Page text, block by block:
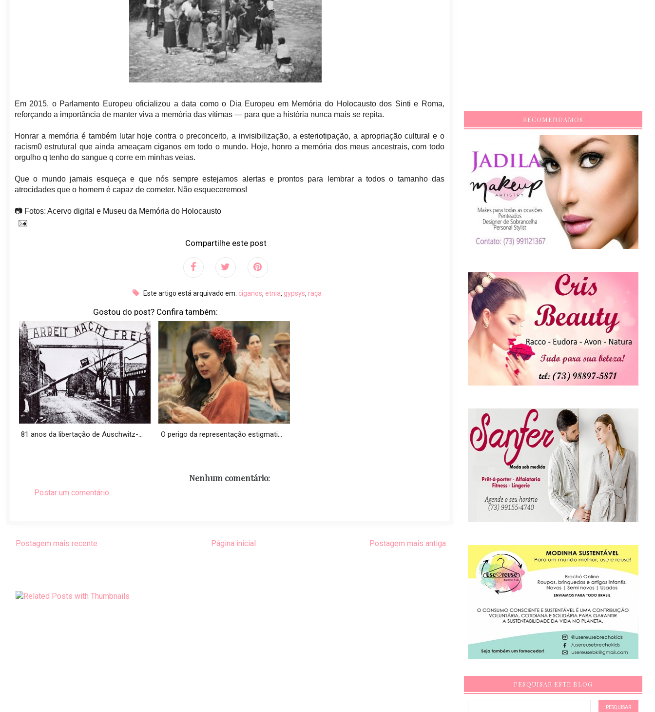
Em 2015, o Parlamento Europeu oficializou a data como o Dia Europeu em Memória do Holocausto dos Sinti e Roma,
reforçando a importância de manter viva a memória das vítimas — para que a história nunca mais se repita.
Honrar a memória é também lutar hoje contra o preconceito, a invisibilização, a esteriotipação, a apropriação cultural e o
racism0 estrutural que ainda ameaçam ciganos em todo o mundo. Hoje, honro a memória dos meus ancestrais, com todo
orgulho q tenho do sangue q corre em minhas veias.
Que o mundo jamais esqueça e que nós sempre estejamos alertas e prontos para lembrar a todos o tamanho das
atrocidades que o homem é capaz de cometer. Não esqueceremos!
📷 Fotos: Acervo digital e Museu da Memória do Holocausto
Compartilhe este post
Este artigo está arquivado em: ciganos, etnia, gypsys,raça
Gostou do post? Confira também:
81 anos da libertação de Auschwitz-... O perigo da representação estigmati...
Nenhum comentário:
Postar um comentário
Postagem mais recente Postagem mais antiga
Página inicial
RECOMENDAMOS
PESQUISAR ESTE BLOG